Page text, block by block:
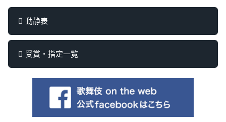
動静表
受賞・指定一覧